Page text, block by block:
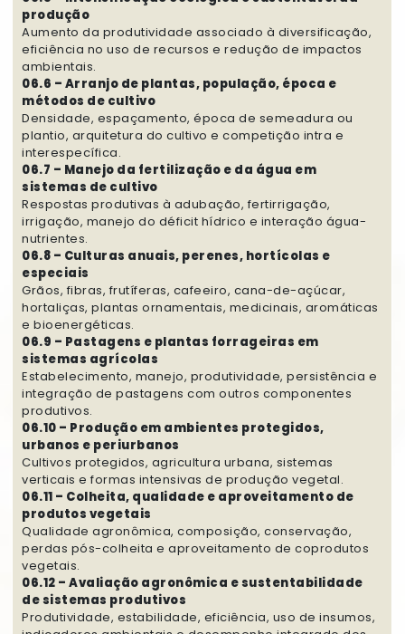
produção
Aumento da produtividade associado à diversificação,
eficiência no uso de recursos e redução de impactos
ambientais.
06.6 – Arranjo de plantas, população, época e
métodos de cultivo
Densidade, espaçamento, época de semeadura ou
plantio, arquitetura do cultivo e competição intra e
interespecífica.
06.7 – Manejo da fertilização e da água em
sistemas de cultivo
Respostas produtivas à adubação, fertirrigação,
irrigação, manejo do déficit hídrico e interação água-
nutrientes.
06.8 – Culturas anuais, perenes, hortícolas e
especiais
Grãos, fibras, frutíferas, cafeeiro, cana-de-açúcar,
hortaliças, plantas ornamentais, medicinais, aromáticas
e bioenergéticas.
06.9 – Pastagens e plantas forrageiras em
sistemas agrícolas
Estabelecimento, manejo, produtividade, persistência e
integração de pastagens com outros componentes
produtivos.
06.10 – Produção em ambientes protegidos,
urbanos e periurbanos
Cultivos protegidos, agricultura urbana, sistemas
verticais e formas intensivas de produção vegetal.
06.11 – Colheita, qualidade e aproveitamento de
produtos vegetais
Qualidade agronômica, composição, conservação,
perdas pós-colheita e aproveitamento de coprodutos
vegetais.
06.12 – Avaliação agronômica e sustentabilidade
de sistemas produtivos
Produtividade, estabilidade, eficiência, uso de insumos,